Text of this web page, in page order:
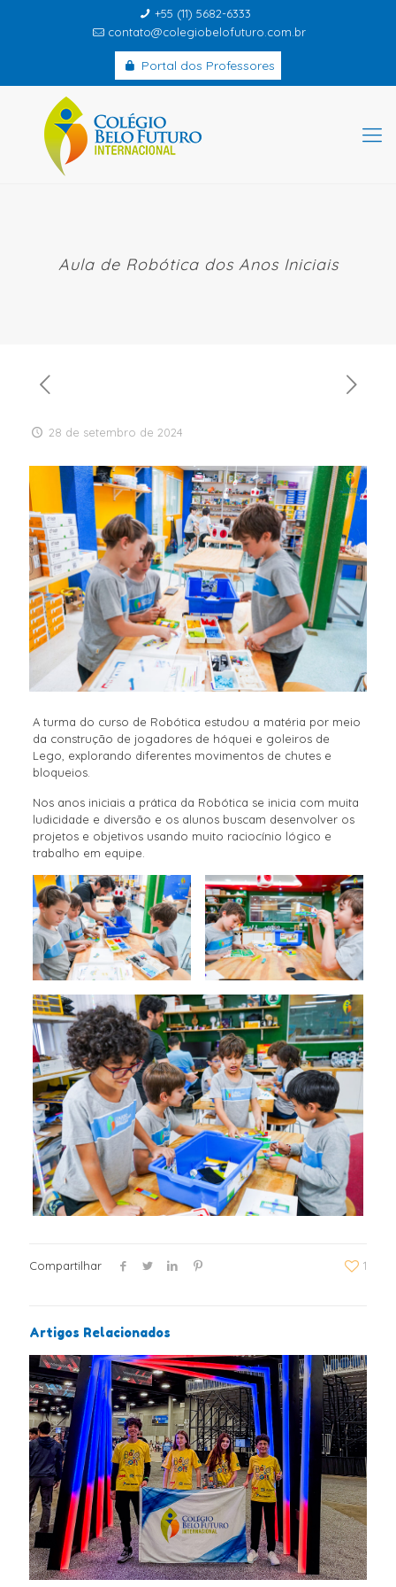
+55 (11) 5682-6333
contato@colegiobelofuturo.com.br
Portal dos Professores
Aula de Robótica dos Anos Iniciais
28 de setembro de 2024
A turma do curso de Robótica estudou a matéria por meio
da construção de jogadores de hóquei e goleiros de
Lego, explorando diferentes movimentos de chutes e
bloqueios.
Nos anos iniciais a prática da Robótica se inicia com muita
ludicidade e diversão e os alunos buscam desenvolver os
projetos e objetivos usando muito raciocínio lógico e
trabalho em equipe.
Compartilhar 1
Artigos Relacionados